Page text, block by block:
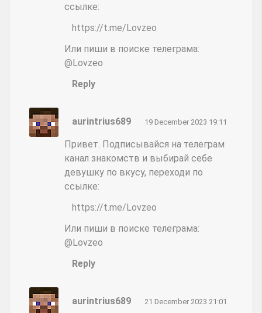
ссылке:
https://t.me/Lovzeo
Или пиши в поиске телеграма:
@Lovzeo
Reply
aurintrius689 19 December 2023 19:11
Привет. Подписывайся на телеграм
канал знакомств и выбирай себе
девушку по вкусу, переходи по
ссылке:
https://t.me/Lovzeo
Или пиши в поиске телеграма:
@Lovzeo
Reply
aurintrius689 21 December 2023 21:01